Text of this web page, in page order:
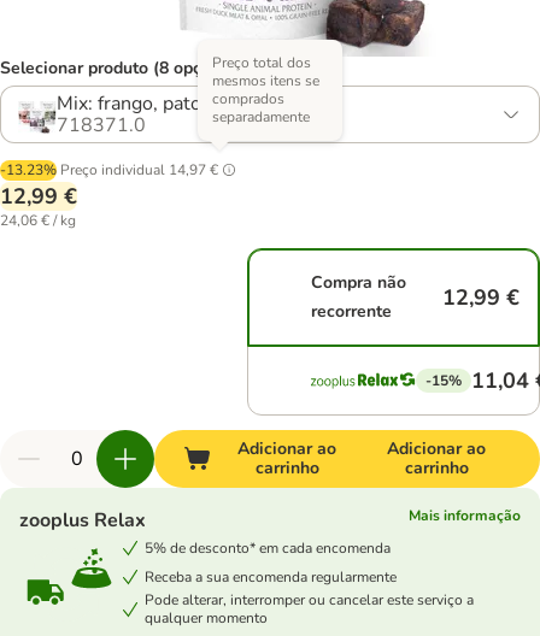
Selecionar produto (8 opções)
Mix: frango, pato, cordeiro
718371.0
-13.23% Preço individual 14,97 €
Preço total dos
mesmos itens se
comprados
separadamente
12,99 €
24,06 € / kg
Compra não
recorrente
12,99 €
-15% 11,04
Adicionar ao
carrinho
Adicionar ao
carrinho
zooplus Relax
Mais informação
5% de desconto* em cada encomenda
Receba a sua encomenda regularmente
Pode alterar, interromper ou cancelar este serviço a
qualquer momento